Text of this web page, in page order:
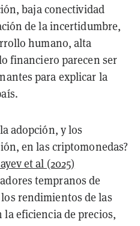
baja conectividad
de la incertidumbre,
humano, alta
financiero parecen ser
para explicar la
adopción, y los
en las criptomonedas?
et al (2025)
tempranos de
rendimientos de las
eficiencia de precios,